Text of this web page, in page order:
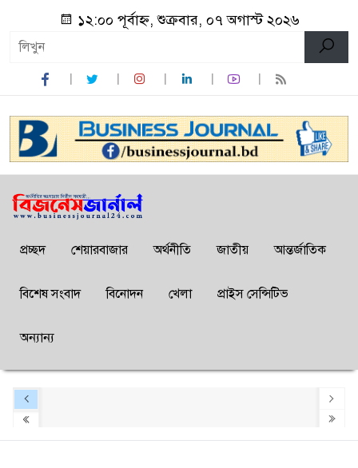
১২:০০ পূর্বাহ্ন, শুক্রবার, ০৭ অগাস্ট ২০২৬
প্রচ্ছদ শেয়ারবাজার অর্থনীতি জাতীয় আন্তর্জাতিক
বিশেষ সংবাদ বিনোদন খেলা প্রাইস সেন্সিটিভ
অন্যান্য